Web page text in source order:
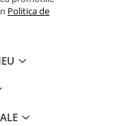
Politica de